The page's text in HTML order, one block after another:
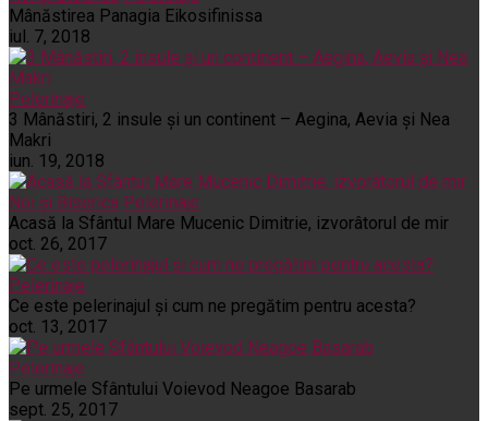
Mânăstirea Panagia Eikosifinissa
iul. 7, 2018
Pelerinaje
3 Mânăstiri, 2 insule și un continent – Aegina, Aevia și Nea
Makri
iun. 19, 2018
Noi și Biserica Pelerinaje
Acasă la Sfântul Mare Mucenic Dimitrie, izvorâtorul de mir
oct. 26, 2017
Pelerinaje
Ce este pelerinajul şi cum ne pregătim pentru acesta?
oct. 13, 2017
Pelerinaje
Pe urmele Sfântului Voievod Neagoe Basarab
sept. 25, 2017